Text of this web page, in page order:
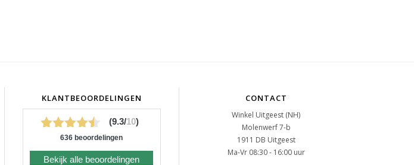
KLANTBEOORDELINGEN
(9.3/10)
636 beoordelingen
Bekijk alle beoordelingen
CONTACT
Winkel Uitgeest (NH)
Molenwerf 7-b
1911 DB Uitgeest
Ma-Vr 08:30 - 16:00 uur